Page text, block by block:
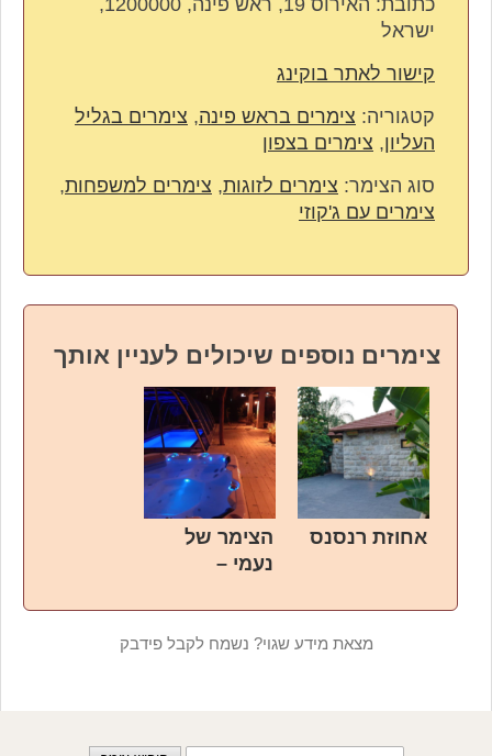
ישראל
קישור לאתר בוקינג
קטגוריה: צימרים בראש פינה, צימרים בגליל
העליון, צימרים בצפון
סוג הצימר: צימרים לזוגות, צימרים למשפחות,
צימרים עם ג'קוזי
צימרים נוספים שיכולים לעניין אותך
אחוזת רנסנס
הצימר של
נעמי –
מצאת מידע שגוי? נשמח לקבל פידבק